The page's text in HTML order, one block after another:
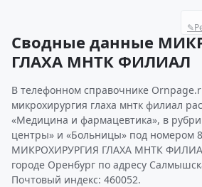
✎
Сводные данные
ГЛАХА МНТК ФИЛИАЛ
В телефонном справочнике
микрохирургия глаха мнтк филиал
«Медицина и фармацевтика», в
центры» и «Больницы» под номером
МИКРОХИРУРГИЯ ГЛАХА МНТК
городе Оренбург по адресу
Почтовый индекс: 460052.